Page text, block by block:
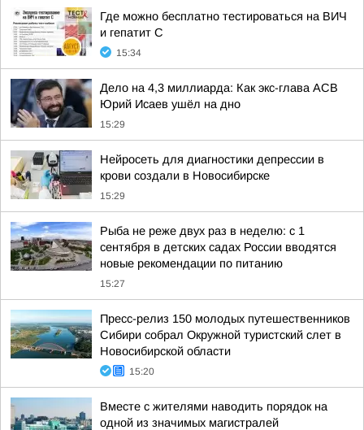
Где можно бесплатно тестироваться на ВИЧ
и гепатит С
15:34
Дело на 4,3 миллиарда: Как экс-глава АСВ
Юрий Исаев ушёл на дно
15:29
Нейросеть для диагностики депрессии в
крови создали в Новосибирске
15:29
Рыба не реже двух раз в неделю: с 1
сентября в детских садах России вводятся
новые рекомендации по питанию
15:27
Пресс-релиз 150 молодых путешественников
Сибири собрал Окружной туристский слет в
Новосибирской области
15:20
Вместе с жителями наводить порядок на
одной из значимых магистралей